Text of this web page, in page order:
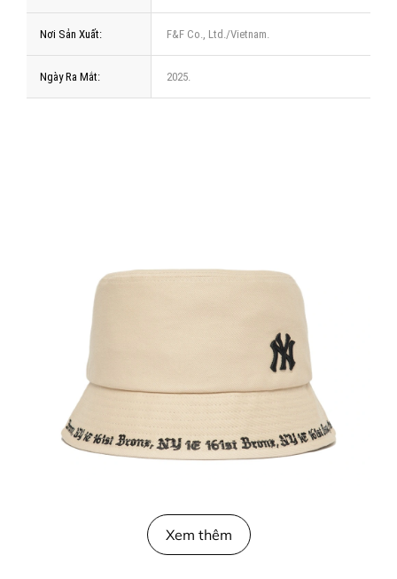
Nơi Sản Xuất: F&F Co., Ltd./Vietnam.
Ngày Ra Mắt: 2025.
Xem thêm